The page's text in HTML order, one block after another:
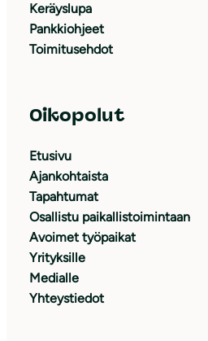
Keräyslupa
Pankkiohjeet
Toimitusehdot
Oikopolut
Etusivu
Ajankohtaista
Tapahtumat
Osallistu paikallistoimintaan
Avoimet työpaikat
Yrityksille
Medialle
Yhteystiedot